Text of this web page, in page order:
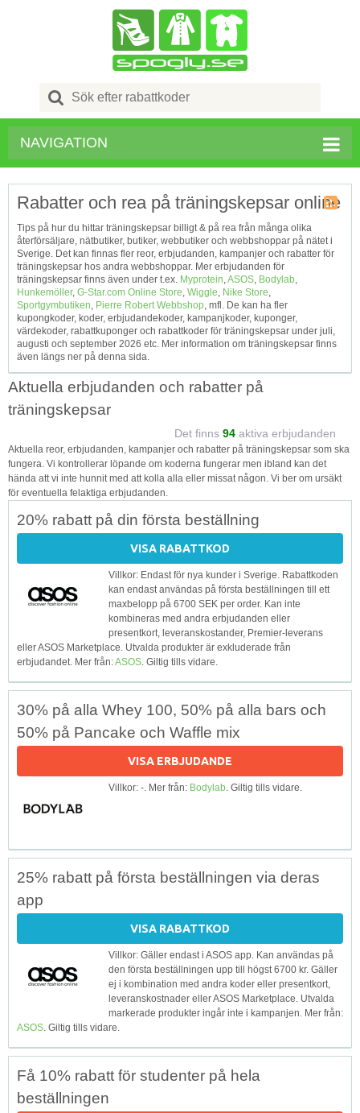
Search
for:
NAVIGATION
Tagg
RSS
Rabatter och rea på träningskepsar online
Tips på hur du hittar träningskepsar billigt & på rea från många olika
återförsäljare, nätbutiker, butiker, webbutiker och webbshoppar på nätet i
Sverige. Det kan finnas fler reor, erbjudanden, kampanjer och rabatter för
träningskepsar hos andra webbshoppar. Mer erbjudanden för
träningskepsar finns även under t.ex. Myprotein,ASOS, Bodylab,
Hunkemöller, G-Star.com Online Store, Wiggle, Nike Store,
Sportgymbutiken, Pierre Robert Webbshop, mfl. De kan ha fler
kupongkoder, koder, erbjudandekoder, kampanjkoder, kuponger,
värdekoder, rabattkuponger och rabattkoder för träningskepsar under juli,
augusti och september 2026 etc. Mer information om träningskepsar finns
även längs ner på denna sida.
Aktuella erbjudanden och rabatter på
träningskepsar
Det finns 94 aktiva erbjudanden
Aktuella reor, erbjudanden, kampanjer och rabatter på träningskepsar som ska
fungera. Vi kontrollerar löpande om koderna fungerar men ibland kan det
hända att vi inte hunnit med att kolla alla eller missat någon. Vi ber om ursäkt
för eventuella felaktiga erbjudanden.
20% rabatt på din första beställning
VISA RABATTKOD
Villkor: Endast för nya kunder i Sverige. Rabattkoden
kan endast användas på första beställningen till ett
maxbelopp på 6700 SEK per order. Kan inte
kombineras med andra erbjudanden eller
presentkort, leveranskostander, Premier-leverans
eller ASOS Marketplace. Utvalda produkter är exkluderade från
erbjudandet. Mer från:ASOS. Giltig tills vidare.
30% på alla Whey 100, 50% på alla bars och
50% på Pancake och Waffle mix
VISA ERBJUDANDE
Villkor: -. Mer från: Bodylab. Giltig tills vidare.
25% rabatt på första beställningen via deras
app
VISA RABATTKOD
Villkor: Gäller endast i ASOS app. Kan användas på
den första beställningen upp till högst 6700 kr. Gäller
ej i kombination med andra koder eller presentkort,
leveranskostnader eller ASOS Marketplace. Utvalda
markerade produkter ingår inte i kampanjen. Mer från:
ASOS. Giltig tills vidare.
Få 10% rabatt för studenter på hela
beställningen